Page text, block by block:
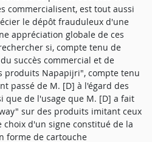
commercialisent, est tout aussi
le dépôt frauduleux d'une
appréciation globale de ces
si, compte tenu de
succès commercial et de
produits Napapijri", compte tenu
passé de M. [D] à l'égard des
que de l'usage que M. [D] a fait
sur des produits imitant ceux
d'un signe constitué de la
forme de cartouche